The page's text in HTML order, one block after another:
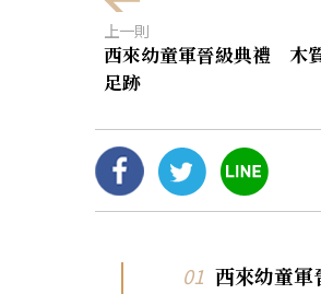
上一則
西來幼童軍晉級典禮 木
足跡
西來幼童